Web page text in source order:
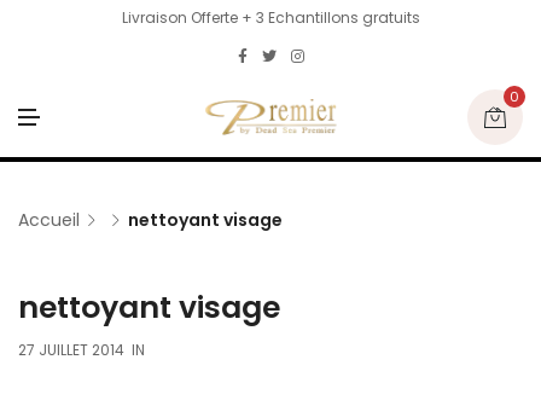
Livraison Offerte + 3 Echantillons gratuits
N
U
0
Accueil nettoyant visage
nettoyant visage
27 JUILLET 2014 IN